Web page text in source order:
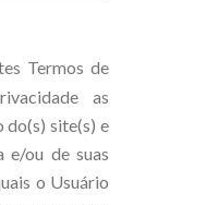
Termos de
as
do(s) site(s) e
e/ou de suas
o Usuário